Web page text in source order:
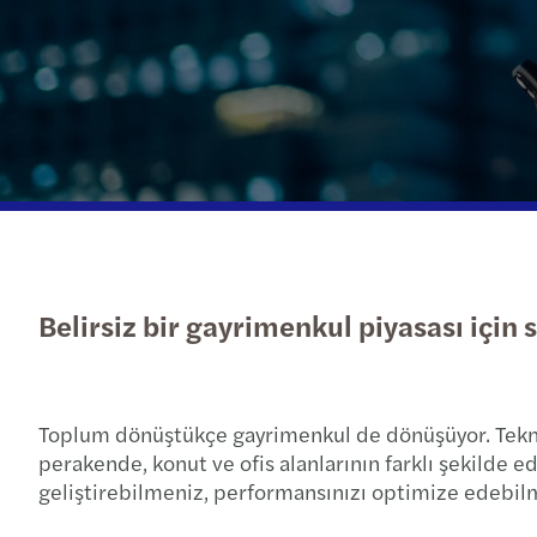
Daha fazla
Belirsiz bir gayrimenkul piyasası için
Toplum dönüştükçe gayrimenkul de dönüşüyor.
perakende, konut ve ofis alanlarının farklı şekilde
geliştirebilmeniz, performansınızı optimize